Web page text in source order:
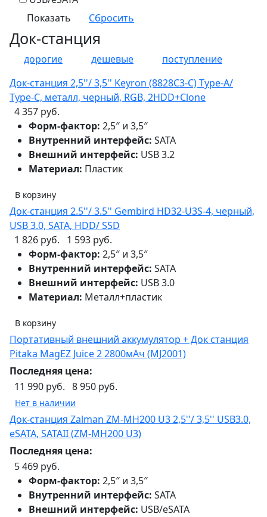
Док-станция
дорогие дешевые
поступление
Док-станция 2,5''/ 3,5'' Keyron (8828C3-C) Type-A/
Type-C, металл, черный, RGB, 2HDD+Clone
4 357 руб.
Форм-фактор: 2,5″ и 3,5″
Внутренний интерфейс: SATA
Внешний интерфейс: USB 3.2
Материал: Пластик
В корзину
Док-станция 2.5''/ 3.5'' Gembird HD32-U3S-4, черный,
USB 3.0, SATA, HDD/ SSD
1 826 руб.
1 593 руб.
Форм-фактор: 2,5″ и 3,5″
Внутренний интерфейс: SATA
Внешний интерфейс: USB 3.0
Материал: Металл+пластик
В корзину
Портативный внешний аккумулятор + Док станция
Pitaka MagEZ Juice 2 2800мАч (MJ2001)
Последняя цена:
11 990 руб. 8 950 руб.
Нет в наличии
Док-станция Zalman ZM-MH200 U3 2,5''/ 3,5'' USB3.0,
eSATA, SATAII (ZM-MH200 U3)
Последняя цена:
5 469 руб.
Форм-фактор: 2,5″ и 3,5″
Внутренний интерфейс: SATA
Внешний интерфейс: USB/eSATA